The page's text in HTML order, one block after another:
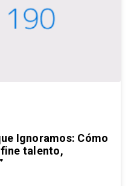
Ignoramos: Cómo
talento,